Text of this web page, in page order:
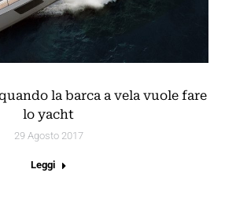
la barca a vela vuole fare
lo yacht
29 Agosto 2017
Leggi